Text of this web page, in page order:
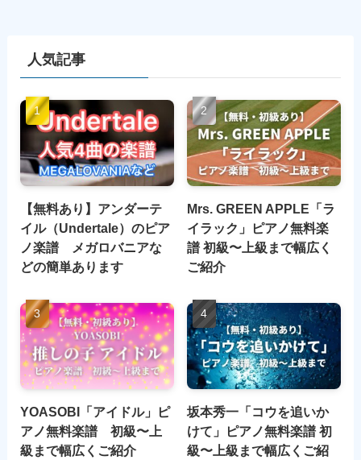
人気記事
【無料あり】アンダーテ
イル（Undertale）のピア
ノ楽譜 メガロバニアな
どの簡単あります
Mrs. GREEN APPLE「ラ
イラック」ピアノ無料楽
譜 初級〜上級まで幅広く
ご紹介
YOASOBI「アイドル」ピ
アノ無料楽譜 初級〜上
級まで幅広くご紹介
坂本秀一「コウを追いか
けて」ピアノ無料楽譜 初
級〜上級まで幅広くご紹